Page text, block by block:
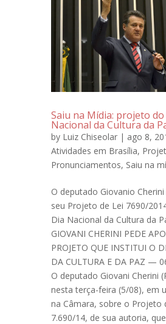
Saiu na Mídia: projeto do
Nacional da Cultura da
by Luiz Chiseolar | ago 8,
Atividades em Brasília,
Pronunciamentos, Saiu na
O deputado Giovanio
seu Projeto de Lei 7690/
Dia Nacional da Cultura da
GIOVANI CHERINI PEDE
PROJETO QUE INSTITUI O
DA CULTURA E DA PAZ —
O deputado Giovani Cherini
nesta terça-feira (5/08), em
na Câmara, sobre o Projeto
7.690/14, de sua autoria,